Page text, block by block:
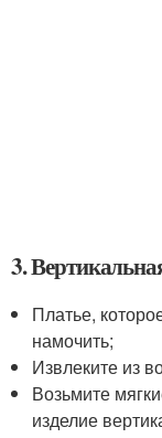
3.
Платье,
намочить;
Извлеките из
Возьмите
изделие